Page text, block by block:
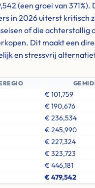
(een groei van
in 2026 uiterst kritisch
of die achterstallig
Dit maakt een
en stressvrij
€ 101,759
€ 190,676
€ 236,534
€ 245,990
€ 227,324
€ 323,723
€ 446,181
€ 479,542